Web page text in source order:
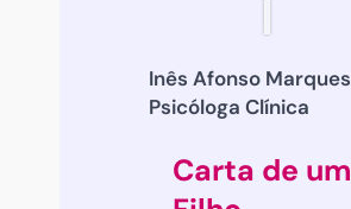
Inês Afonso Marques
Psicóloga Clínica
Carta de um